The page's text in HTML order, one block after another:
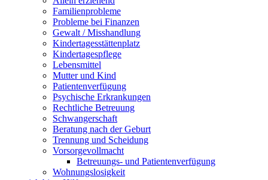
Familienprobleme
Probleme bei Finanzen
Gewalt / Misshandlung
Kindertagesstättenplatz
Kindertagespflege
Lebensmittel
Mutter und Kind
Patientenverfügung
Psychische Erkrankungen
Rechtliche Betreuung
Schwangerschaft
Beratung nach der Geburt
Trennung und Scheidung
Vorsorgevollmacht
Betreuungs- und Patientenverfügung
Wohnungslosigkeit